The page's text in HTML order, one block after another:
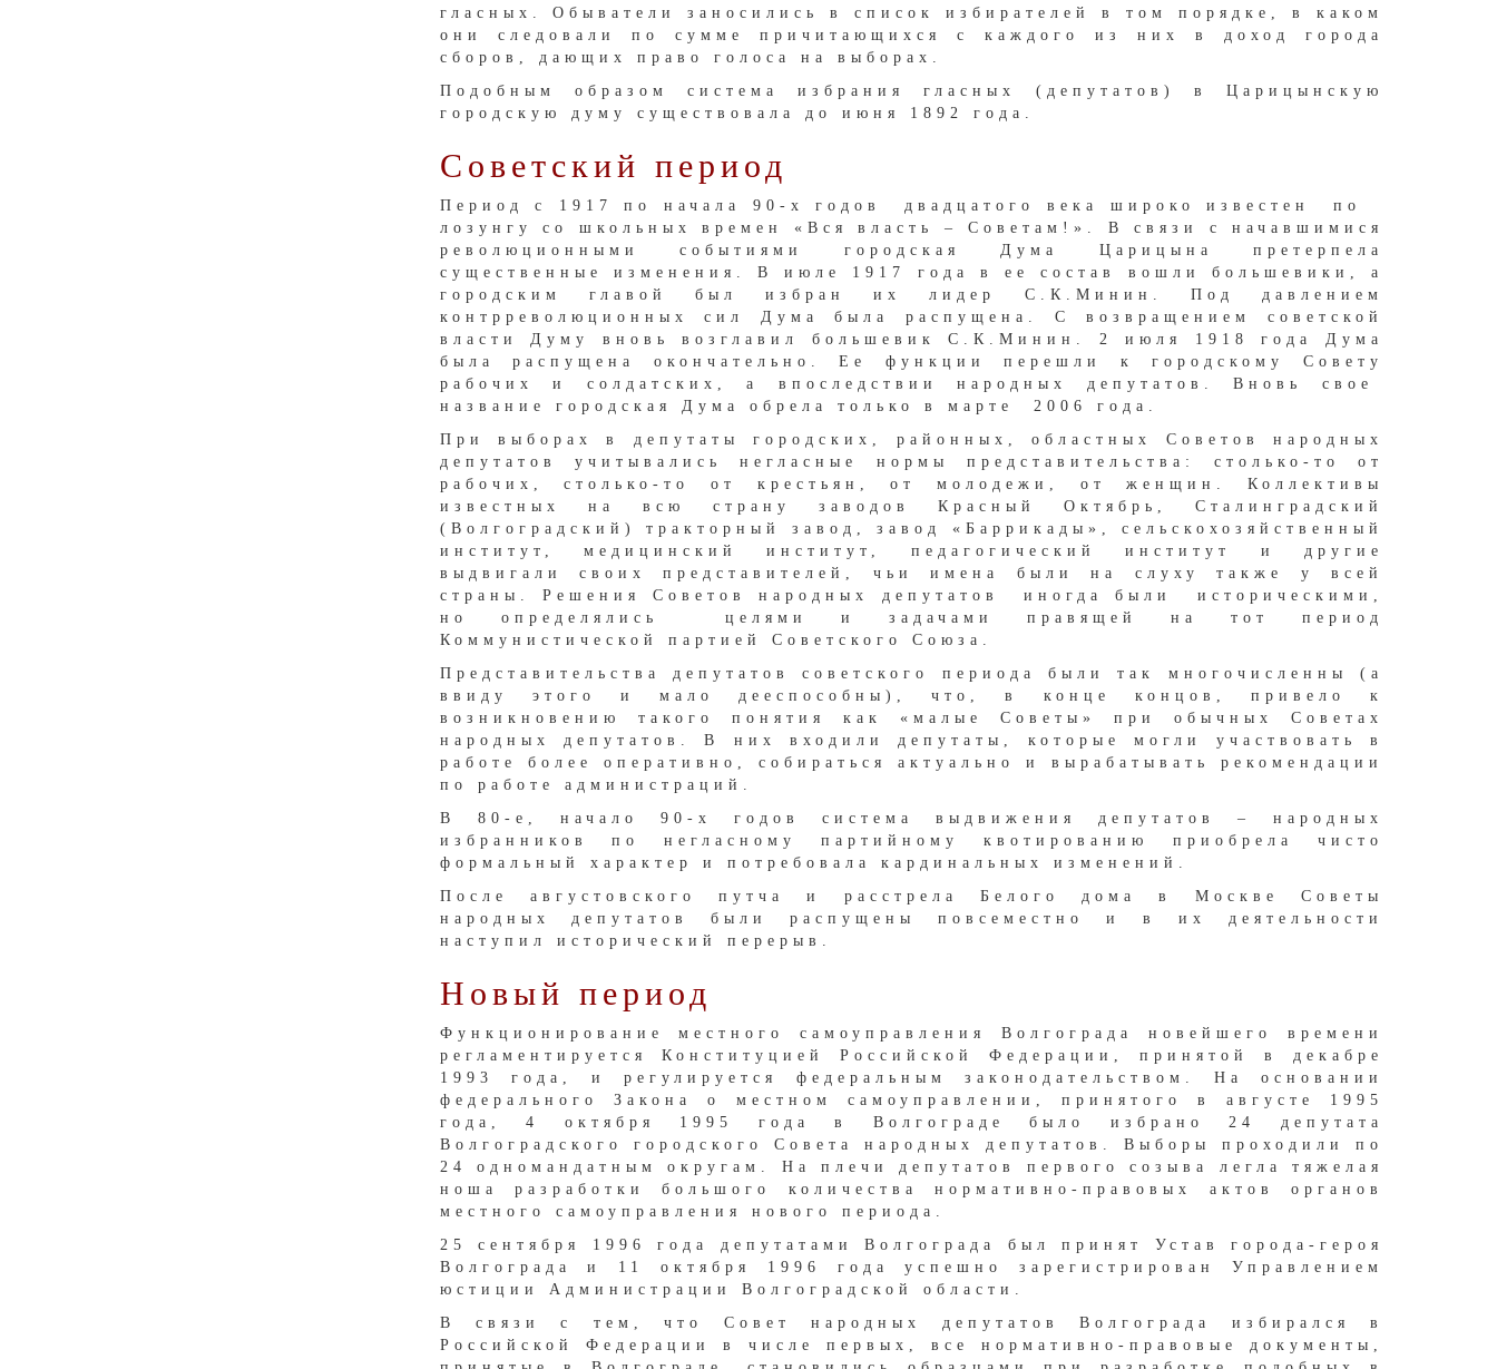
гласных. Обыватели заносились в список избирателей в том порядке, в каком
они следовали по сумме причитающихся с каждого из них в доход города
сборов, дающих право голоса на выборах.
Подобным образом система избрания гласных (депутатов) в Царицынскую
городскую думу существовала до июня 1892 года.
Советский период
Период с 1917 по начала 90-х годов двадцатого века широко известен по
лозунгу со школьных времен «Вся власть – Советам!». В связи с начавшимися
революционными событиями городская Дума Царицына претерпела
существенные изменения. В июле 1917 года в ее состав вошли большевики, а
городским главой был избран их лидер С.К.Минин. Под давлением
контрреволюционных сил Дума была распущена. С возвращением советской
власти Думу вновь возглавил большевик С.К.Минин. 2 июля 1918 года Дума
была распущена окончательно. Ее функции перешли к городскому Совету
рабочих и солдатских, а впоследствии народных депутатов. Вновь свое
название городская Дума обрела только в марте 2006 года.
При выборах в депутаты городских, районных, областных Советов народных
депутатов учитывались негласные нормы представительства: столько-то от
рабочих, столько-то от крестьян, от молодежи, от женщин. Коллективы
известных на всю страну заводов Красный Октябрь, Сталинградский
(Волгоградский) тракторный завод, завод «Баррикады», сельскохозяйственный
институт, медицинский институт, педагогический институт и другие
выдвигали своих представителей, чьи имена были на слуху также у всей
страны. Решения Советов народных депутатов иногда были историческими,
но определялись целями и задачами правящей на тот период
Коммунистической партией Советского Союза.
Представительства депутатов советского периода были так многочисленны (а
ввиду этого и мало дееспособны), что, в конце концов, привело к
возникновению такого понятия как «малые Советы» при обычных Советах
народных депутатов. В них входили депутаты, которые могли участвовать в
работе более оперативно, собираться актуально и вырабатывать рекомендации
по работе администраций.
В 80-е, начало 90-х годов система выдвижения депутатов – народных
избранников по негласному партийному квотированию приобрела чисто
формальный характер и потребовала кардинальных изменений.
После августовского путча и расстрела Белого дома в Москве Советы
народных депутатов были распущены повсеместно и в их деятельности
наступил исторический перерыв.
Новый период
Функционирование местного самоуправления Волгограда новейшего времени
регламентируется Конституцией Российской Федерации, принятой в декабре
1993 года, и регулируется федеральным законодательством. На основании
федерального Закона о местном самоуправлении, принятого в августе 1995
года, 4 октября 1995 года в Волгограде было избрано 24 депутата
Волгоградского городского Совета народных депутатов. Выборы проходили по
24 одномандатным округам. На плечи депутатов первого созыва легла тяжелая
ноша разработки большого количества нормативно-правовых актов органов
местного самоуправления нового периода.
25 сентября 1996 года депутатами Волгограда был принят Устав города-героя
Волгограда и 11 октября 1996 года успешно зарегистрирован Управлением
юстиции Администрации Волгоградской области.
В связи с тем, что Совет народных депутатов Волгограда избирался в
Российской Федерации в числе первых, все нормативно-правовые документы,